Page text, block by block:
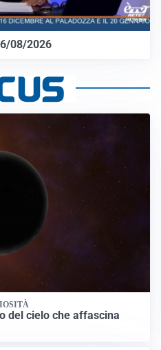
08/2026
del cielo che affascina